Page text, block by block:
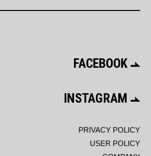
FACEBOOK
INSTAGRAM
PRIVACY POLICY
USER POLICY